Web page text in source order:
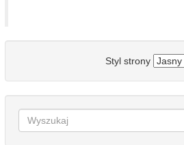
Styl strony